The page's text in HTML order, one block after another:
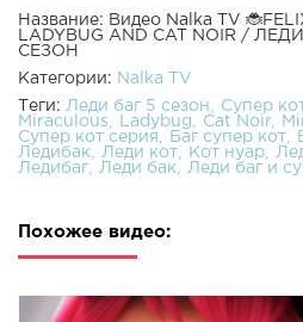
Название: Видео Nalka TV
LADYBUG AND CAT NOIR /
СЕЗОН
Категории:
Nalka TV
Теги: Леди баг 5 сезон Супер
Miraculous
Ladybug Cat Noir
Супер кот серия
Баг супер кот
Ледибак
Леди кот Кот нуар
Ледибаг
Леди бак Леди баг и
Похожее видео: